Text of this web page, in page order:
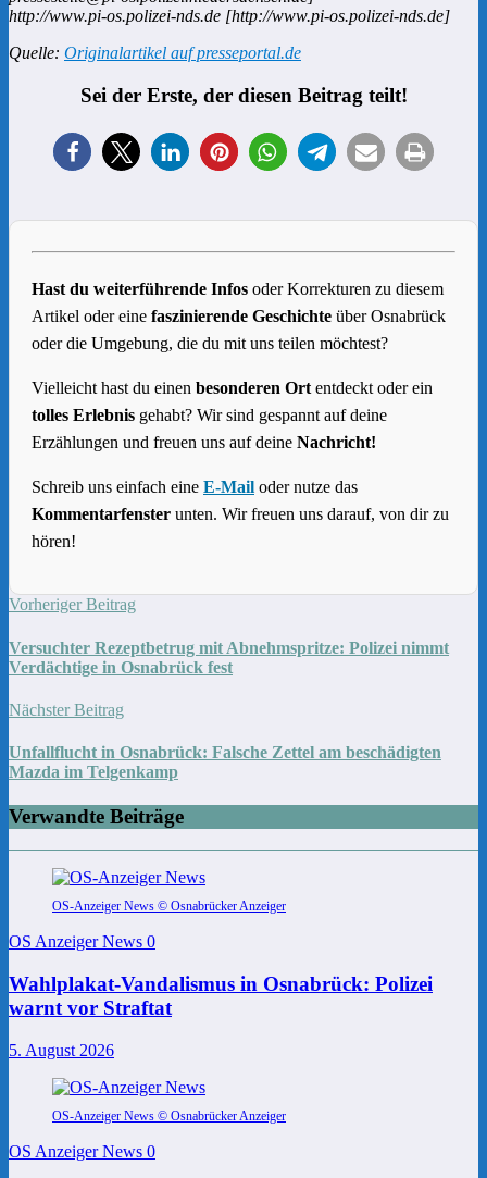
http://www.pi-os.polizei-nds.de [http://www.pi-os.polizei-nds.de]
Quelle: Originalartikel auf presseportal.de
Sei der Erste, der diesen Beitrag teilt!
Hast du weiterführende Infos oder Korrekturen zu diesem
Artikel oder eine faszinierende Geschichte über Osnabrück
oder die Umgebung, die du mit uns teilen möchtest?
Vielleicht hast du einen besonderen Ort entdeckt oder ein
tolles Erlebnis gehabt? Wir sind gespannt auf deine
Erzählungen und freuen uns auf deine Nachricht!
Schreib uns einfach eine E-Mail oder nutze das
Kommentarfenster unten. Wir freuen uns darauf, von dir zu
hören!
Vorheriger Beitrag
Versuchter Rezeptbetrug mit Abnehmspritze: Polizei nimmt
Verdächtige in Osnabrück fest
Nächster Beitrag
Unfallflucht in Osnabrück: Falsche Zettel am beschädigten
Mazda im Telgenkamp
Verwandte Beiträge
OS-Anzeiger News © Osnabrücker Anzeiger
OS Anzeiger News 0
Wahlplakat-Vandalismus in Osnabrück: Polizei
warnt vor Straftat
5. August 2026
OS-Anzeiger News © Osnabrücker Anzeiger
OS Anzeiger News 0